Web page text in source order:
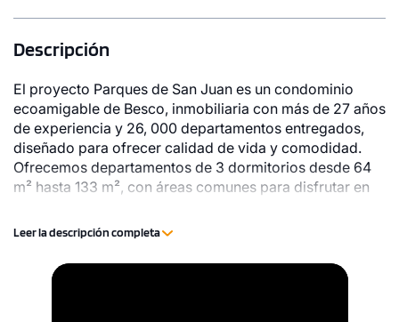
Descripción
El proyecto Parques de San Juan es un condominio
ecoamigable de Besco, inmobiliaria con más de 27 años
de experiencia y 26, 000 departamentos entregados,
diseñado para ofrecer calidad de vida y comodidad.
Ofrecemos departamentos de 3 dormitorios desde 64
m² hasta 133 m², con áreas comunes para disfrutar en
Sala de usos múltiples • Sala karaoke • Pet Shower •
Áreas verdes Además, el condominio se encuentra a
solo 3 cuadras de la estación del Metro (Línea 1) y
Leer la descripción completa
Video